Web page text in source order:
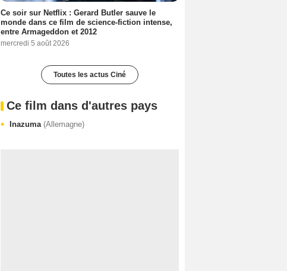
Ce soir sur Netflix : Gerard Butler sauve le
monde dans ce film de science-fiction intense,
entre Armageddon et 2012
mercredi 5 août 2026
Toutes les actus Ciné
Ce film dans d'autres pays
Inazuma (Allemagne)